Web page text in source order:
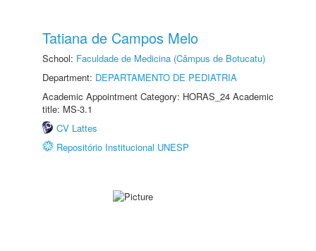
Tatiana de Campos Melo
School: Faculdade de Medicina (Câmpus de Botucatu)
Department: DEPARTAMENTO DE PEDIATRIA
Academic Appointment Category: HORAS_24 Academic
title: MS-3.1
CV Lattes
Repositório Institucional UNESP